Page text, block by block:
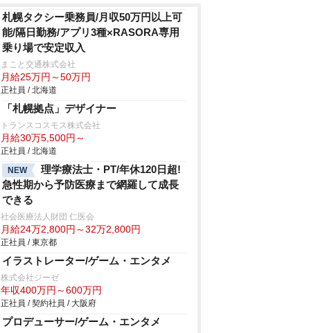
札幌タクシー乗務員/月収50万円以上可
能/隔日勤務/アプリ3種×RASORA専用
乗り場で安定収入
まこと交通株式会社
月給25万円～50万円
正社員 / 北海道
「札幌拠点」デザイナー
トランスコスモス株式会社
月給30万5,500円～
正社員 / 北海道
NEW
理学療法士・PT/年休120日超!
急性期から予防医療まで網羅して成長
できる
社会医療法人財団 仁医会
月給24万2,800円～32万2,800円
正社員 / 東京都
イラストレーター/ゲーム・エンタメ
株式会社ジーゼ
年収400万円～600万円
正社員 / 契約社員 / 大阪府
プロデューサー/ゲーム・エンタメ